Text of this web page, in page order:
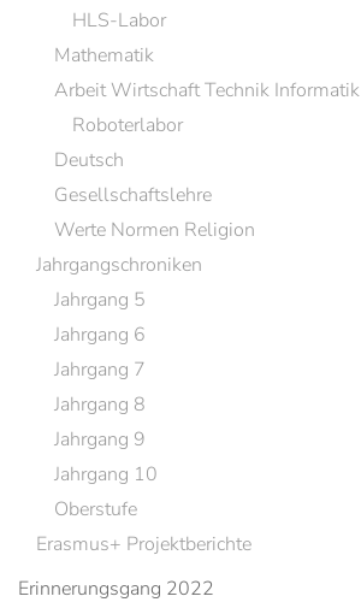
HLS-Labor
Mathematik
Arbeit Wirtschaft Technik Informatik
Roboterlabor
Deutsch
Gesellschaftslehre
Werte Normen Religion
Jahrgangschroniken
Jahrgang 5
Jahrgang 6
Jahrgang 7
Jahrgang 8
Jahrgang 9
Jahrgang 10
Oberstufe
Erasmus+ Projektberichte
Erinnerungsgang 2022